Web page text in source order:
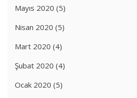
Mayıs 2020 (5)
Nisan 2020 (5)
Mart 2020 (4)
Şubat 2020 (4)
Ocak 2020 (5)